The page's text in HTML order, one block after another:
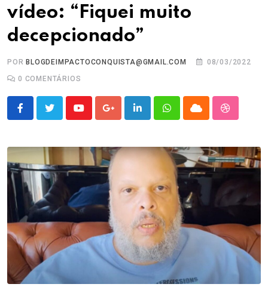
vídeo: “Fiquei muito
decepcionado”
POR BLOGDEIMPACTOCONQUISTA@GMAIL.COM
08/03/2022
0 COMENTÁRIOS
YoutubeGoogle+LinkedInWhatsappCloud